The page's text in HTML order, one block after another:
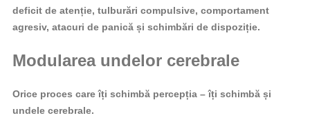
deficit de atenție, tulburări compulsive, comportament
agresiv, atacuri de panică și schimbări de dispoziție.
Modularea undelor cerebrale
Orice proces care îți schimbă percepția – îți schimbă și
undele cerebrale.